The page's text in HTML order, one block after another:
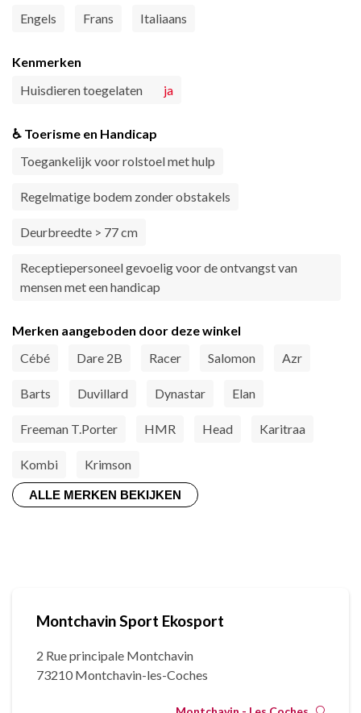
Engels
Frans Italiaans
Kenmerken
Huisdieren toegelaten
ja
♿ Toerisme en Handicap
Toegankelijk voor rolstoel met hulp
Regelmatige bodem zonder obstakels
Deurbreedte > 77 cm
Receptiepersoneel gevoelig voor de ontvangst van
mensen met een handicap
Merken aangeboden door deze winkel
Cébé
Dare 2B Racer Salomon Azr
Barts Duvillard Dynastar Elan
Freeman T.Porter HMR Head Karitraa
Kombi Krimson
ALLE MERKEN BEKIJKEN
Montchavin Sport Ekosport
2 Rue principale Montchavin
73210 Montchavin-les-Coches